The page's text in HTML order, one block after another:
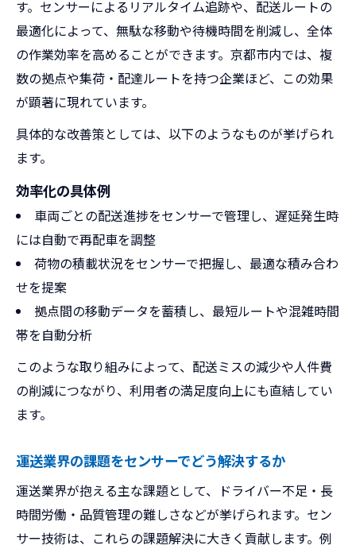
す。センサーによるリアルタイム追跡や、配送ルートの
最適化によって、無駄な移動や待機時間を削減し、全体
の作業効率を高めることができます。京都市内では、複
数の拠点や集荷・配達ルートを持つ企業ほど、この効果
が顕著に現れています。
具体的な改善策としては、以下のようなものが挙げられ
ます。
効率化の具体例
車両ごとの配送進捗をセンサーで管理し、遅延発生時
には自動で再配車を調整
荷物の積載状況をセンサーで把握し、最適な積み合わ
せを提案
拠点間の移動データを蓄積し、最短ルートや混雑時間
帯を自動分析
このような取り組みによって、配送ミスの減少や人件費
の削減につながり、利用者の満足度向上にも直結してい
ます。
運送業界の課題をセンサーでどう解決するか
運送業界が抱える主な課題として、ドライバー不足・長
時間労働・品質管理の難しさなどが挙げられます。セン
サー技術は、これらの課題解決に大きく貢献します。例